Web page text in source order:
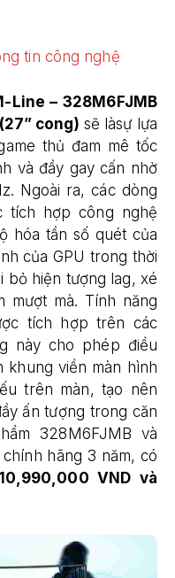
Line – 328M6FJMB
cong) sẽ làsự lựa
thủ đam mê tốc
và đầy gay cấn nhờ
Ngoài ra, các dòng
tích hợp công nghệ
hóa tần số quét của
của GPU trong thời
bỏ hiện tượng lag, xé
mượt mà. Tính năng
tích hợp trên các
này cho phép điều
khung viền màn hình
trên màn, tạo nên
ấn tượng trong căn
328M6FJMB và
hãng 3 năm, có
10,990,000 VND và